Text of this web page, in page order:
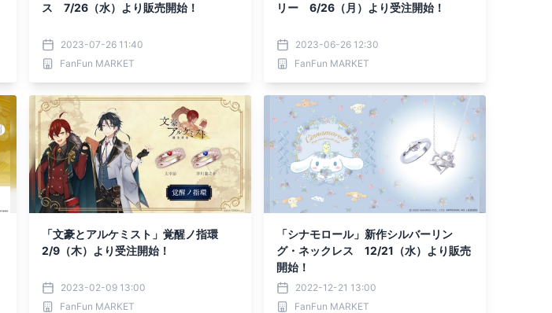
ス 7/26（水）より販売開始！
2023-07-26 11:40
FanFun MARKET
リー 6/26（月）より受注開始！
2023-06-26 12:30
FanFun MARKET
「文豪とアルケミスト」覚醒ノ指環
2/9（木）より受注開始！
2023-02-09 13:00
FanFun MARKET
「シナモロール」新作シルバーリン
グ・ネックレス 12/21（水）より販売
開始！
2022-12-21 13:00
FanFun MARKET